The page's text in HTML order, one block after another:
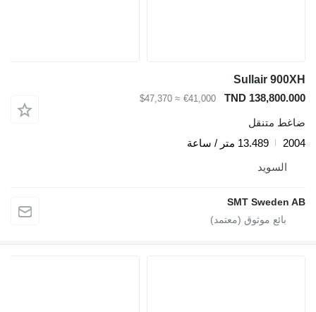
Sullair
TND
€41,000
≈ $47,370
متنقل
13.489 متر / ساعة
السويد
SMT Sweden